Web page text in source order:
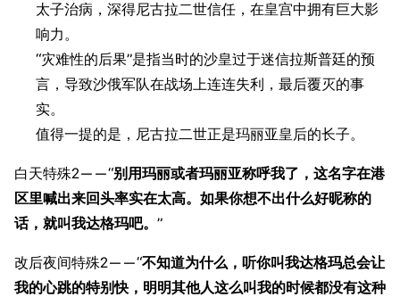
太子治病，深得尼古拉二世信任，在皇宫中拥有巨大影
响力。
“灾难性的后果”是指当时的沙皇过于迷信拉斯普廷的预
言，导致沙俄军队在战场上连连失利，最后覆灭的事
实。
值得一提的是，尼古拉二世正是玛丽亚皇后的长子。
白天特殊2——“别用玛丽或者玛丽亚称呼我了，这名字在港
区里喊出来回头率实在太高。如果你想不出什么好昵称的
话，就叫我达格玛吧。 ”
改后夜间特殊2——“不知道为什么，听你叫我达格玛总会让
我的心跳的特别快，明明其他人这么叫我的时候都没有这种